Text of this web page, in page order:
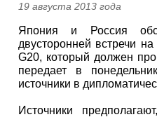
19 августа 2013 года
Япония и Россия
двусторонней встречи
G20, который должен
передает в
источники в
Источники